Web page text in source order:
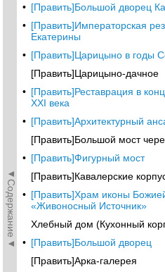
◄Содержание◄
• [Править]Большой дворец
• [Править]Императорская
Екатерины
• [Править]Царицыно в годы
[Править]Царицыно-дачное
• [Править]Реставрация в
XXI века
• [Править]Архитектурный
[Править]Большой мост
• [Править]Фигурный мост
[Править]Кавалерские
• [Править]Храм иконы
«Живоносный Источник»
Хлебный дом (Кухонный
• [Править]Большой дворец
[Править]Арка-галерея